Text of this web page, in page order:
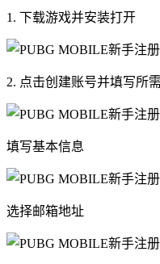
1. 下载游戏并安装打开
2. 点击创建账号并填写所
填写基本信息
选择邮箱地址